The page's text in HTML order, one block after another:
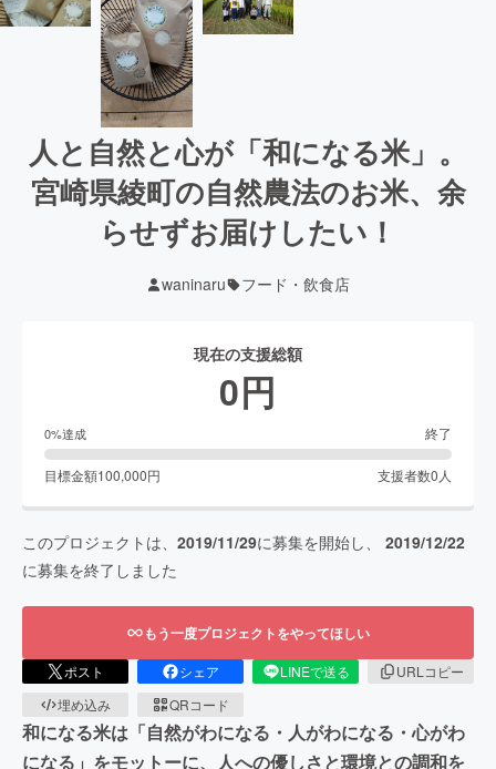
人と自然と心が「和になる米」。
宮崎県綾町の自然農法のお米、余
らせずお届けしたい！
waninaru フード・飲食店
現在の支援総額
0円
0%達成 終了
目標金額100,000円 支援者数0 人
このプロジェクトは、 2019/11/29に募集を開始し、 2019/12/22
に募集を終了しました
もう一度プロジェクトをやってほしい
ポスト シェア LINEで送る
URLコピー
埋め込み
QRコード
和になる米は「自然がわになる・人がわになる・心がわ
になる」をモットーに、人への優しさと環境との調和を